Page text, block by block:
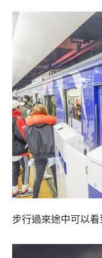
步行過來途中可以